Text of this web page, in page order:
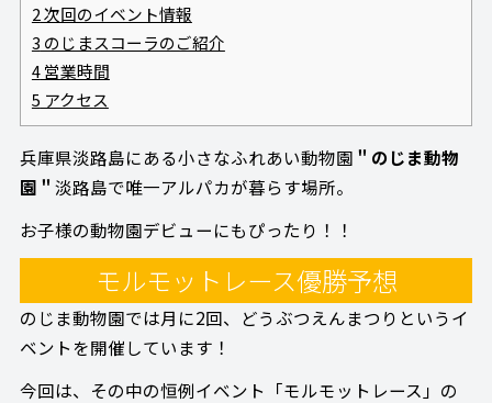
2次回のイベント情報
3 のじまスコーラのご紹介
4営業時間
5 アクセス
兵庫県淡路島にある小さなふれあい動物園 ＂のじま動物
園＂ 淡路島で唯一アルパカが暮らす場所。
お子様の動物園デビューにもぴったり！！
モルモットレース優勝予想
のじま動物園では月に2回、どうぶつえんまつりというイ
ベントを開催しています！
今回は、その中の恒例イベント「モルモットレース」の